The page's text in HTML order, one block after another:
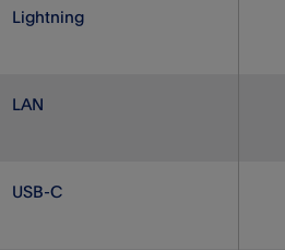
Lightning
LAN
USB-C